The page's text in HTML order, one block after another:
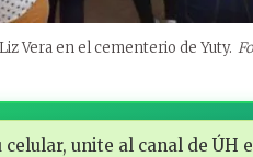
Vera en el cementerio de Yuty.
unite al canal de ÚH